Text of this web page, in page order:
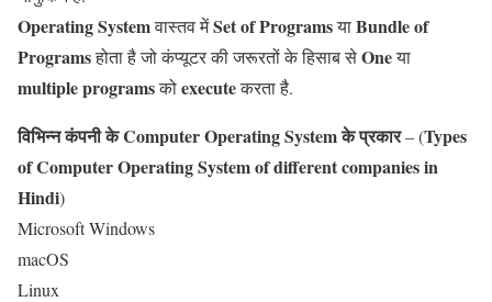
Operating Systemवास्तव मेंSet of ProgramsयाBundle of
Programsहोता है जो कंप्यूटर की जरूरतों के हिसाब सेOneया
multiple programsकोexecuteकरता है.
विभिन्न कंपनी केComputerOperating Systemके प्रकार– (Types
ofComputerOperating Systemof different companies in
Hindi)
Microsoft Windows
macOS
Linux